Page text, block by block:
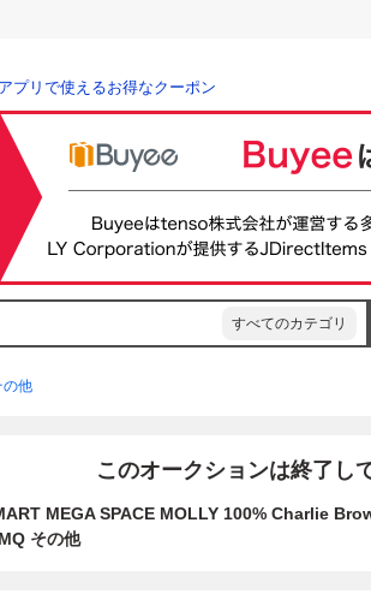
プリで使えるお得なクーポン
すべてのカテゴリ
の他
このオークションは終了し
MEGA SPACE MOLLY 100% Charlie
その他